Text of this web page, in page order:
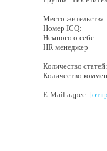
Место
Номер ICQ:
Немного о себе:
HR менеджер
Количество
Количество
E-Mail адрес: [